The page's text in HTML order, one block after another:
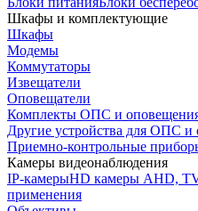
Шкафы и комплектующие
Шкафы
Модемы
Коммутаторы
Извещатели
Оповещатели
Комплекты ОПС и
Другие устройства для ОПС и
Приемно-контрольные
Камеры видеонаблюдения
IP-камерыHD камеры AHD,
применения